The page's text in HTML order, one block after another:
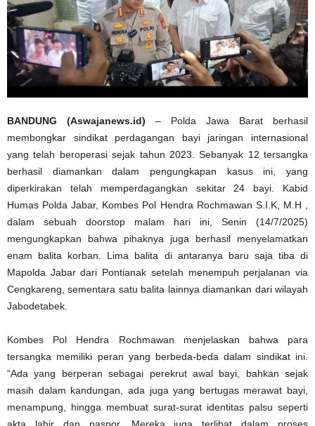
BANDUNG (Aswajanews.id) – Polda Jawa Barat berhasil
membongkar sindikat perdagangan bayi jaringan internasional
yang telah beroperasi sejak tahun 2023. Sebanyak 12 tersangka
berhasil diamankan dalam pengungkapan kasus ini, yang
diperkirakan telah memperdagangkan sekitar 24 bayi. Kabid
Humas Polda Jabar, Kombes Pol Hendra Rochmawan S.I.K, M.H ,
dalam sebuah doorstop malam hari ini, Senin (14/7/2025)
mengungkapkan bahwa pihaknya juga berhasil menyelamatkan
enam balita korban. Lima balita di antaranya baru saja tiba di
Mapolda Jabar dari Pontianak setelah menempuh perjalanan via
Cengkareng, sementara satu balita lainnya diamankan dari wilayah
Jabodetabek.
Kombes Pol Hendra Rochmawan menjelaskan bahwa para
tersangka memiliki peran yang berbeda-beda dalam sindikat ini.
“Ada yang berperan sebagai perekrut awal bayi, bahkan sejak
masih dalam kandungan, ada juga yang bertugas merawat bayi,
menampung, hingga membuat surat-surat identitas palsu seperti